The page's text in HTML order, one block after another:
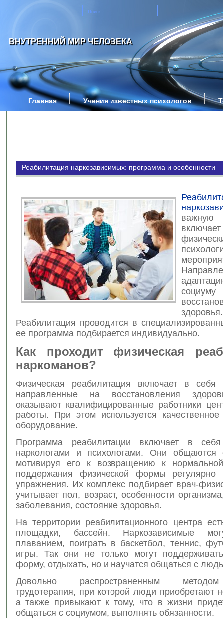
ВНУТРЕННИЙ МИР ЧЕЛОВЕКА
Главная Учения известных психологов
Реабилитация наркозависимых: программа и особенности
здоровья.
Реабилитация проводится в
ее программа подбирается индивидуально.
Как проходит физическая
наркоманов?
Физическая реабилитация включает в себя
направленные на восстановления
оказывают квалифицированные работники
работы. При этом используется
оборудование.
Программа реабилитации включает в
наркологами и психологами. Они общаются
мотивируя его к возвращению к
поддержания физической формы регулярно
упражнения. Их комплекс подбирает врач-
учитывает пол, возраст, особенности
заболевания, состояние здоровья.
На территории реабилитационного центра
площадки, бассейн. Наркозависимые
плаванием, поиграть в баскетбол, теннис,
игры. Так они не только могут
форму, отдыхать, но и научатся общаться с
Довольно распространенным
трудотерапия, при которой люди приобретают
а также привыкают к тому, что в жизни
общаться с социумом, выполнять обязанности.